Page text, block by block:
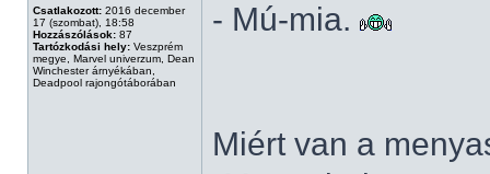
Csatlakozott: 2016 december
17 (szombat), 18:58
Hozzászólások: 87
Tartózkodási hely: Veszprém
megye, Marvel univerzum, Dean
Winchester árnyékában,
Deadpool rajongótáborában
- Mú-mia.
Miért van a